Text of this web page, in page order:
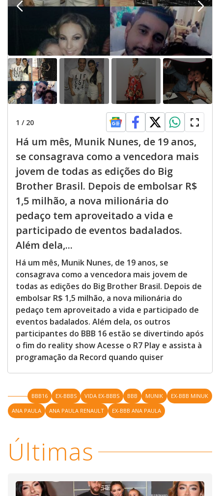
1 / 20
Há um mês, Munik Nunes, de 19 anos,
se consagrava como a vencedora mais
jovem de todas as edições do Big
Brother Brasil. Depois de embolsar R$
1,5 milhão, a nova milionária do
pedaço tem aproveitado a vida e
participado de eventos badalados.
Além dela,...
Há um mês, Munik Nunes, de 19 anos, se
consagrava como a vencedora mais jovem de
todas as edições do Big Brother Brasil. Depois de
embolsar R$ 1,5 milhão, a nova milionária do
pedaço tem aproveitado a vida e participado de
eventos badalados. Além dela, os outros
participantes do BBB 16 estão se divertindo após
o fim do reality show Acesse o R7 Play e assista à
programação da Record quando quiser
BBB16 EX-BBBS VIDA EX-BBBS BBB MUNIK
EX-BBB MINUK
ANA PAULA
ANA PAULA RENAULT EX-BBB ANA PAULA
Últimas